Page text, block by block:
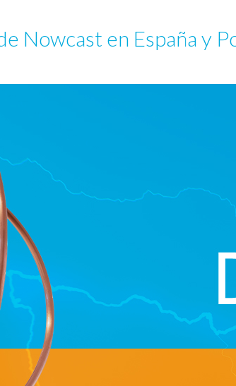
Nowcast en España y